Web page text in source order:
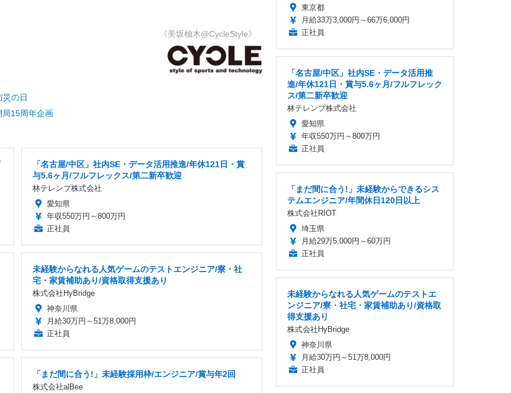
《美坂柚木@CycleStyle》
の日
15周年企画
「名古屋/中区」社内SE・データ活用推進/年休121日・賞
与5.6ヶ月/フルフレックス/第二新卒歓迎
林テレンプ株式会社
愛知県
年収550万円～800万円
正社員
未経験からなれる人気ゲームのテストエンジニア/寮・社
宅・家賃補助あり/資格取得支援あり
株式会社HyBridge
神奈川県
月給30万円～51万8,000円
正社員
「まだ間に合う!」未経験採用枠/エンジニア/賞与年2回
株式会社alBee
東京都
月給33万3,000円～66万6,000円
正社員
「名古屋/中区」社内SE・データ活用推
進/年休121日・賞与5.6ヶ月/フルフレック
ス/第二新卒歓迎
林テレンプ株式会社
愛知県
年収550万円～800万円
正社員
「まだ間に合う!」未経験からできるシス
テムエンジニア/年間休日120日以上
株式会社RIOT
埼玉県
月給29万5,000円～60万円
正社員
未経験からなれる人気ゲームのテストエ
ンジニア/寮・社宅・家賃補助あり/資格取
得支援あり
株式会社HyBridge
神奈川県
月給30万円～51万8,000円
正社員